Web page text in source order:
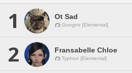
1 Ot Sad
Gungnir [Elemental]
2 Fransabelle Chloe
Typhon [Elemental]